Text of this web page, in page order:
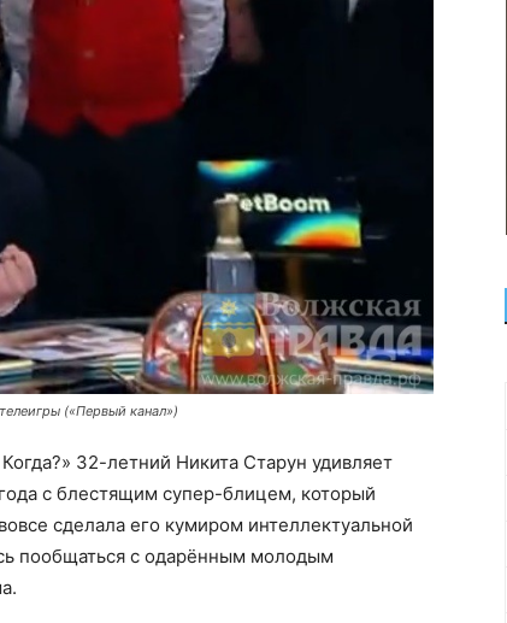
(«Первый канал»)
32-летний Никита Старун удивляет
с блестящим супер-блицем, который
сделала его кумиром интеллектуальной
пообщаться с одарённым молодым